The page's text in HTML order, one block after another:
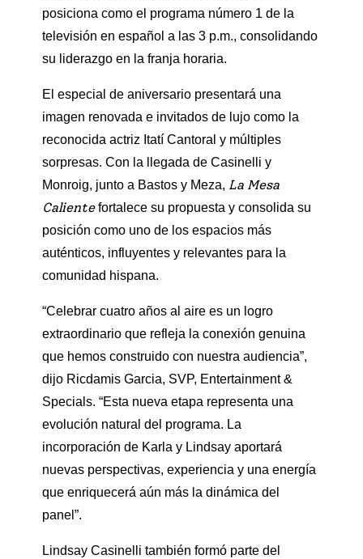
posiciona como el programa número 1 de la
televisión en español a las 3 p.m., consolidando
su liderazgo en la franja horaria.
El especial de aniversario presentará una
imagen renovada e invitados de lujo como la
reconocida actriz Itatí Cantoral y múltiples
sorpresas. Con la llegada de Casinelli y
Monroig, junto a Bastos y Meza, La Mesa
Calientefortalece su propuesta y consolida su
posición como uno de los espacios más
auténticos, influyentes y relevantes para la
comunidad hispana.
“Celebrar cuatro años al aire es un logro
extraordinario que refleja la conexión genuina
que hemos construido con nuestra audiencia”,
dijo Ricdamis Garcia, SVP, Entertainment &
Specials. “Esta nueva etapa representa una
evolución natural del programa. La
incorporación de Karla y Lindsay aportará
nuevas perspectivas, experiencia y una energía
que enriquecerá aún más la dinámica del
panel”.
Lindsay Casinelli también formó parte del